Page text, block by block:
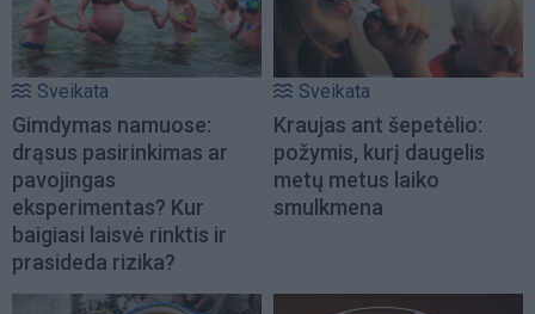
Sveikata
Gimdymas namuose:
drąsus pasirinkimas ar
pavojingas
eksperimentas? Kur
baigiasi laisvė rinktis ir
prasideda rizika?
Sveikata
Kraujas ant šepetėlio:
požymis, kurį daugelis
metų metus laiko
smulkmena